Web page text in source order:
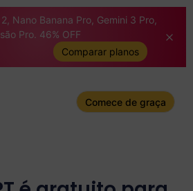
Nano Banana Pro, Gemini 3 Pro,
Pro. 46% OFF
Comparar planos
Comece de graça